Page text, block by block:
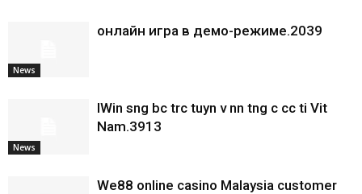
News
онлайн игра в демо-режиме.2039
News
IWin sng bc trc tuyn v nn tng c cc ti Vit
Nam.3913
We88 online casino Malaysia customer